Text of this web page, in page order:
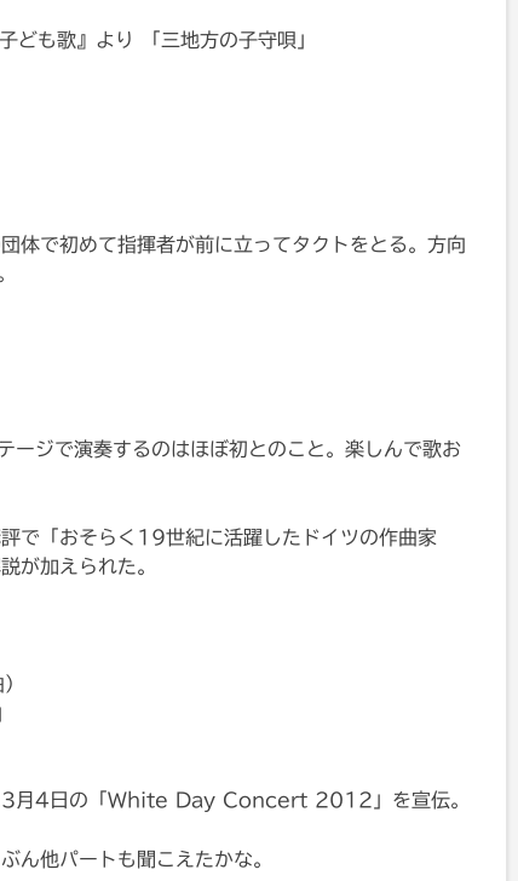
ども歌』より 「三地方の子守唄」
体で初めて指揮者が前に立ってタクトをとる。方向
ージで演奏するのはほぼ初とのこと。楽しんで歌お
で「おそらく19世紀に活躍したドイツの作曲家
が加えられた。
3月4日の「White Day Concert 2012」を宣伝。
ん他パートも聞こえたかな。